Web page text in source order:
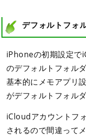
デフォルトフォ
iPhoneの初期設定で
のデフォルトフォル
基本的にメモアプリ
がデフォルトフォル
iCloudアカウントフ
されるので間違って